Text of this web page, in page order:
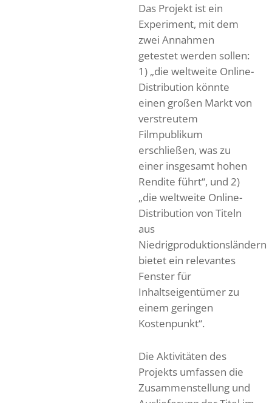
Das Projekt ist ein
Experiment, mit dem
zwei Annahmen
getestet werden sollen:
1) „die weltweite Online-
Distribution könnte
einen großen Markt von
verstreutem
Filmpublikum
erschließen, was zu
einer insgesamt hohen
Rendite führt“, und 2)
„die weltweite Online-
Distribution von Titeln
aus
Niedrigproduktionsländern
bietet ein relevantes
Fenster für
Inhaltseigentümer zu
einem geringen
Kostenpunkt“.
Die Aktivitäten des
Projekts umfassen die
Zusammenstellung und